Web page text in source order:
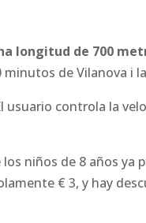
longitud de 700
de Vilanova i
usuario controla la
niños de 8 años
€ 3, y hay